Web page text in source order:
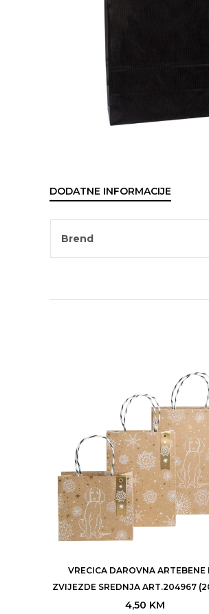
DODATNE INFORMACIJE
Brend
VRECICA DAROVNA ARTEBENE
ZVIJEZDE SREDNJA ART.204967
4,50 KM